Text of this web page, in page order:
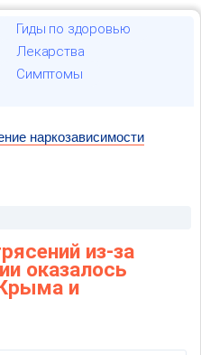
Гиды по здоровью
Лекарства
Симптомы
наркозависимости
из-за
оказалось
и